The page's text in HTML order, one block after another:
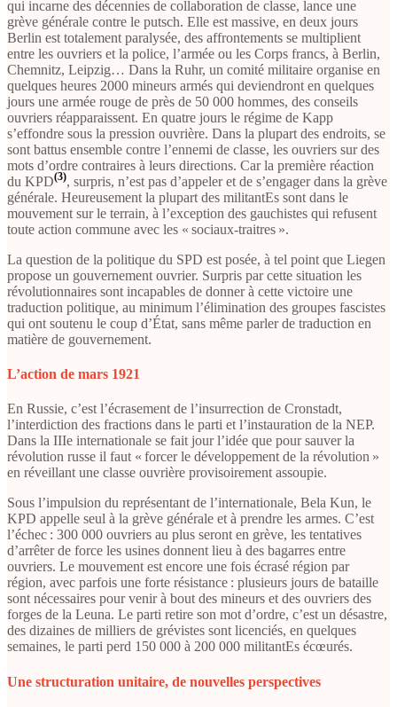
qui incarne des décennies de collaboration de classe, lance une
grève générale contre le putsch. Elle est massive, en deux jours
Berlin est totalement paralysée, des affrontements se multiplient
entre les ouvriers et la police, l’armée ou les Corps francs, à Berlin,
Chemnitz, Leipzig… Dans la Ruhr, un comité militaire organise en
quelques heures 2000 mineurs armés qui deviendront en quelques
jours une armée rouge de près de 50 000 hommes, des conseils
ouvriers réapparaissent. En quatre jours le régime de Kapp
s’effondre sous la pression ouvrière. Dans la plupart des endroits, se
sont battus ensemble contre l’ennemi de classe, les ouvriers sur des
mots d’ordre contraires à leurs directions. Car la première réaction
du KPD(3), surpris, n’est pas d’appeler et de s’engager dans la grève
générale. Heureusement la plupart des militantEs sont dans le
mouvement sur le terrain, à l’exception des gauchistes qui refusent
toute action commune avec les « sociaux-traitres ».
La question de la politique du SPD est posée, à tel point que Liegen
propose un gouvernement ouvrier. Surpris par cette situation les
révolutionnaires sont incapables de donner à cette victoire une
traduction politique, au minimum l’élimination des groupes fascistes
qui ont soutenu le coup d’État, sans même parler de traduction en
matière de gouvernement.
L’action de mars 1921
En Russie, c’est l’écrasement de l’insurrection de Cronstadt,
l’interdiction des fractions dans le parti et l’instauration de la NEP.
Dans la IIIe internationale se fait jour l’idée que pour sauver la
révolution russe il faut « forcer le développement de la révolution »
en réveillant une classe ouvrière provisoirement assoupie.
Sous l’impulsion du représentant de l’internationale, Bela Kun, le
KPD appelle seul à la grève générale et à prendre les armes. C’est
l’échec : 300 000 ouvriers au plus seront en grève, les tentatives
d’arrêter de force les usines donnent lieu à des bagarres entre
ouvriers. Le mouvement est encore une fois écrasé région par
région, avec parfois une forte résistance : plusieurs jours de bataille
sont nécessaires pour venir à bout des mineurs et des ouvriers des
forges de la Leuna. Le parti retire son mot d’ordre, c’est un désastre,
des dizaines de milliers de grévistes sont licenciés, en quelques
semaines, le parti perd 150 000 à 200 000 militantEs écœurés.
Une structuration unitaire, de nouvelles perspectives